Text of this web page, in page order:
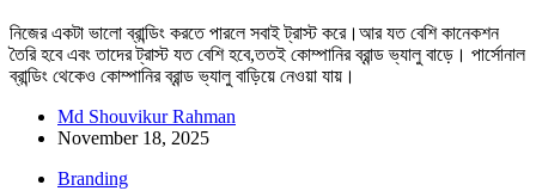
নিজের একটা ভালো ব্রান্ডিং করতে পারলে সবাই ট্রাস্ট করে।আর যত বেশি কানেকশন
তৈরি হবে এবং তাদের ট্রাস্ট যত বেশি হবে,ততই কোম্পানির ব্রান্ড ভ্যালু বাড়ে। পার্সোনাল
ব্রান্ডিং থেকেও কোম্পানির ব্রান্ড ভ্যালু বাড়িয়ে নেওয়া যায়।
Md Shouvikur Rahman
November 18, 2025
Branding